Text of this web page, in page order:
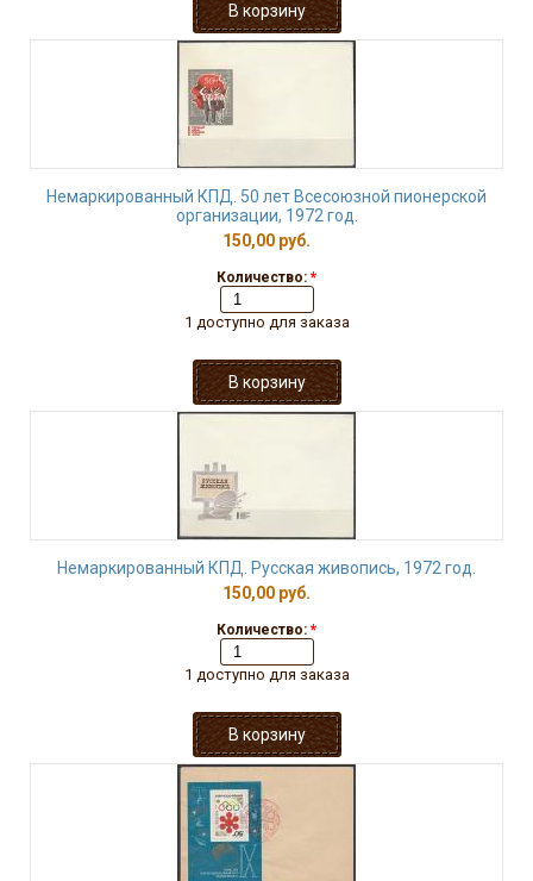
Немаркированный КПД. 50 лет Всесоюзной пионерской
организации, 1972 год.
150,00 руб.
Количество: *
1 доступно для заказа
Немаркированный КПД. Русская живопись, 1972 год.
150,00 руб.
Количество: *
1 доступно для заказа